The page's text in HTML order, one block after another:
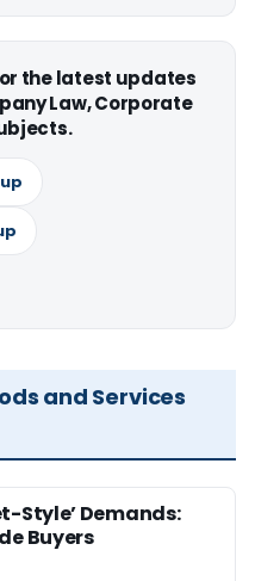
the latest updates
Law, Corporate
and Services
Style’ Demands:
Buyers